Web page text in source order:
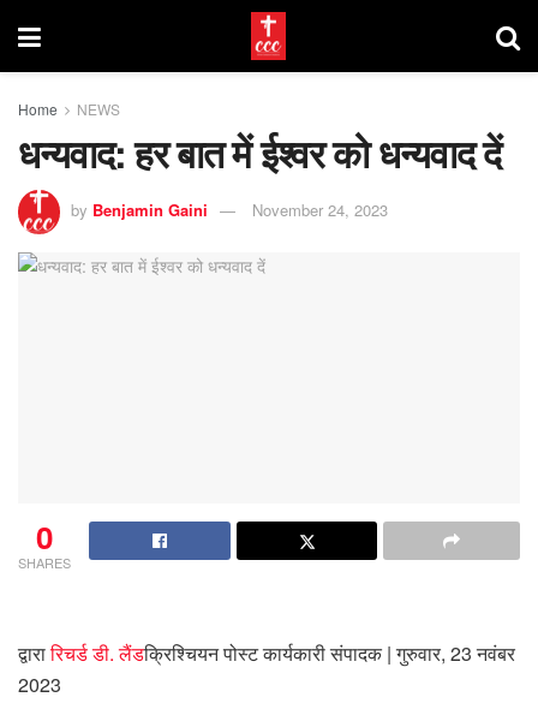
Home NEWS
धन्यवाद: हर बात में ईश्वर को धन्यवाद दें
by Benjamin Gaini November 24, 2023
0
SHARES
द्वारारिचर्ड डी. लैंडक्रिश्चियन पोस्ट कार्यकारी संपादक| गुरुवार, 23 नवंबर
2023